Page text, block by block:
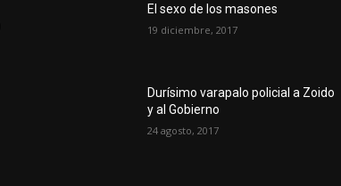
El sexo de los masones
19 diciembre, 2017
Durísimo varapalo policial a Zoido
y al Gobierno
24 agosto, 2017